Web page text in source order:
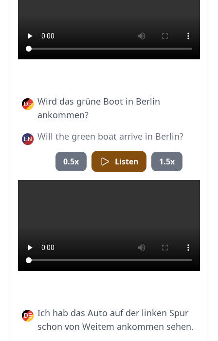
Wird das grüne Boot in Berlin
ankommen?
Will the green boat arrive in Berlin?
0.5x Listen 1.5x
Ich hab das Auto auf der linken Spur
schon von Weitem ankommen sehen.